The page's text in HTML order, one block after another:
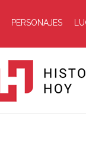
PERSONAJES